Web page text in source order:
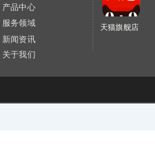
天猫旗舰店
服务领域
新闻资讯
关于我们
产品中心